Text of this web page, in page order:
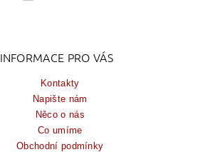
INFORMACE PRO VÁS
Kontakty
Napište nám
Něco o nás
Co umíme
Obchodní podmínky